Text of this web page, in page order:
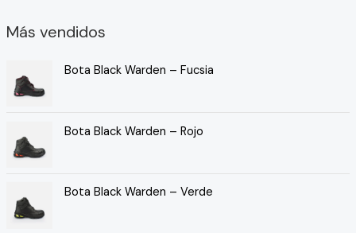
Más vendidos
Bota Black Warden – Fucsia
Bota Black Warden – Rojo
Bota Black Warden – Verde